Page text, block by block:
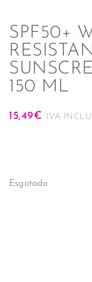
SPF50+
150 ML
15,49€ IVA
Esgotado